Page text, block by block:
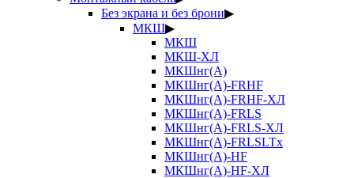
Без экрана и без брони▶
МКШ▶
МКШ
МКШ-ХЛ
МКШнг(А)
МКШнг(А)-FRHF
МКШнг(А)-FRHF-ХЛ
МКШнг(А)-FRLS
МКШнг(А)-FRLS-ХЛ
МКШнг(А)-FRLSLTx
МКШнг(А)-HF
МКШнг(А)-HF-ХЛ